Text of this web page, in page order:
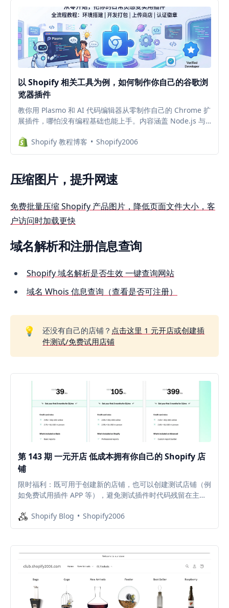
以 Shopify 相关工具为例，如何制作你自己的谷歌浏
览器插件
教你用 Plasmo 和 AI 代码编辑器从零制作自己的 Chrome 扩
展插件，哪怕没有编程基础也能上手。内容涵盖 Node.js 与
核，以及设置隐私政策和申请蓝色认证徽章等完整流程，特别
适合想把日常灵感做成实用插件的用户
Shopify 教程博客 Shopify2006
压缩图片，提升网速
免费批量压缩 Shopify 产品图片，降低页面文件大小，客
户访问时加载更快
域名解析和注册信息查询
Shopify 域名解析是否生效 一键查询网站
域名 Whois 信息查询（查看是否可注册）
💡 还没有自己的店铺？ 点击这里 1 元开店或创建插
件测试/免费试用店铺
第 143 期 一元开店 低成本拥有你自己的 Shopify 店
铺
限时福利：既可用于创建新的店铺，也可以创建测试店铺（例
如免费试用插件 APP 等），避免测试插件时代码残留在主题
Shopify Blog
Shopify2006